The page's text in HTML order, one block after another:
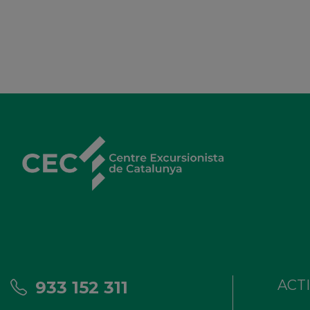
933 152 311